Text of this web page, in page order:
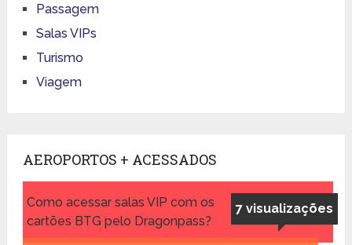
Passagem
Salas VIPs
Turismo
Viagem
AEROPORTOS + ACESSADOS
7 visualizações
Como acessar salas VIP com os
cartões BTG pelo Dragonpass?